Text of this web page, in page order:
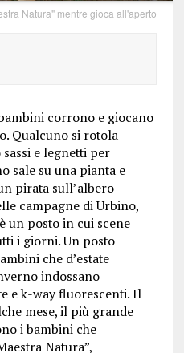
Natura" mentre gioca all'aperto
corrono e giocano
Qualcuno si rotola
e legnetti per
sale su una pianta e
pirata sull’albero
campagne di Urbino,
un posto in cui scene
i giorni. Un posto
che d’estate
indossano
e k-way fluorescenti. Il
mese, il più grande
i bambini che
Natura”,